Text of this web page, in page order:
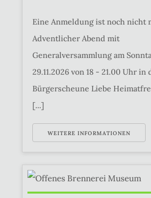
Eine Anmeldung ist noch nicht
Adventlicher Abend mit
Generalversammlung am
29.11.2026 von 18 - 21.00 Uhr in
Bürgerscheune Liebe
[...]
WEITERE INFORMATIONEN